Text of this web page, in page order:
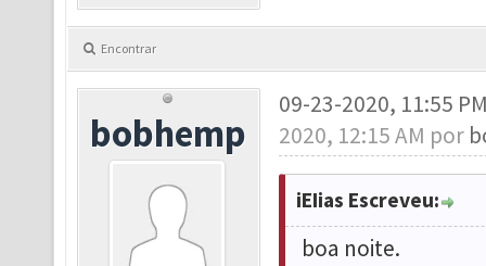
Encontrar
bobhemp
09-23-2020, 11:55
2020, 12:15 AM por
iEIias Escreveu:
boa noite.